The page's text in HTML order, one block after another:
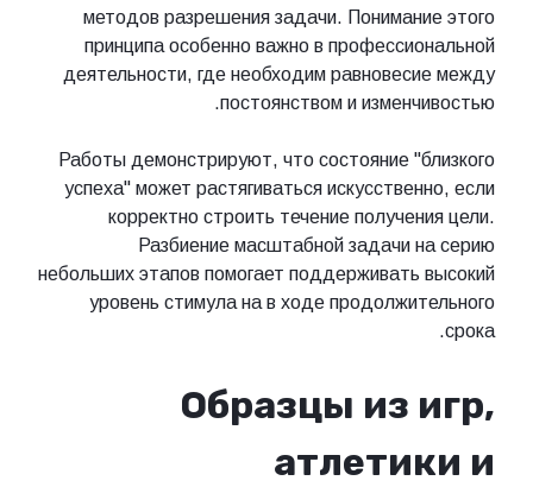
методов разрешения задачи. Понимание этого
принципа особенно важно в профессиональной
деятельности, где необходим равновесие между
постоянством и изменчивостью.
Работы демонстрируют, что состояние "близкого
успеха" может растягиваться искусственно, если
корректно строить течение получения цели.
Разбиение масштабной задачи на серию
небольших этапов помогает поддерживать высокий
уровень стимула на в ходе продолжительного
срока.
Образцы из игр,
атлетики и